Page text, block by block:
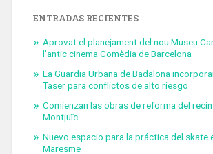
ENTRADAS RECIENTES
Aprovat el planejament del nou Museu
l’antic cinema Comèdia de Barcelona
La Guardia Urbana de Badalona
Taser para conflictos de alto riesgo
Comienzan las obras de reforma del
Montjuïc
Nuevo espacio para la práctica del skate
Maresme